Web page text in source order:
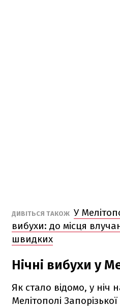
ДИВІТЬСЯ ТАКОЖ У
вибухи: до місця
швидких
Нічні вибухи у
Як стало відомо, у ніч
Мелітополі